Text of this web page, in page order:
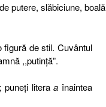
putere, slăbiciune, boală
figură de stil. Cuvântul
,,putinţă”.
puneţi literaa înaintea